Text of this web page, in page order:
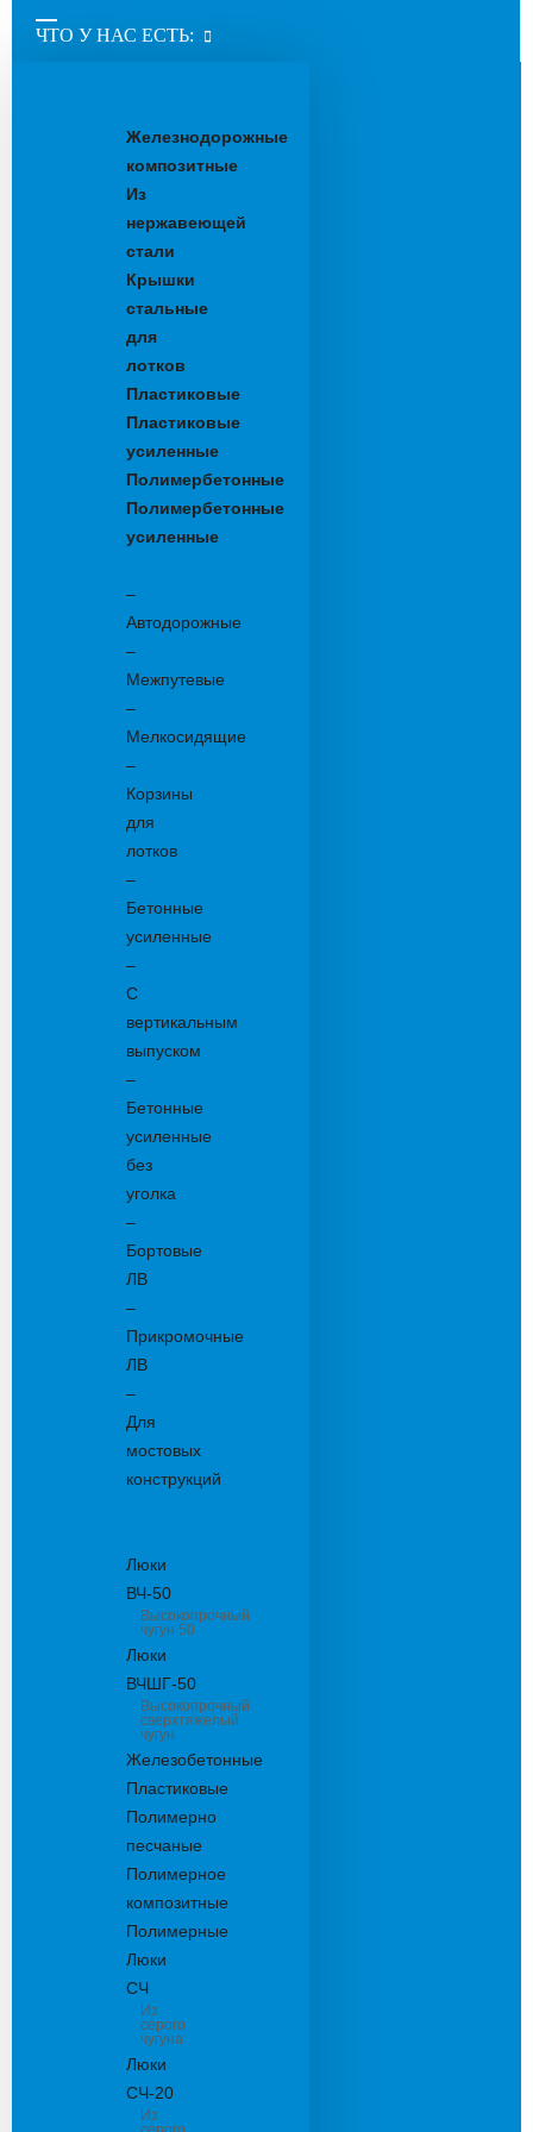
ЧТО У НАС ЕСТЬ:
Железнодорожные
композитные
Из
нержавеющей
стали
Крышки
стальные
для
лотков
Пластиковые
Пластиковые
усиленные
Полимербетонные
Полимербетонные
усиленные
–
Автодорожные
–
Межпутевые
–
Мелкосидящие
–
Корзины
для
лотков
–
Бетонные
усиленные
–
С
вертикальным
выпуском
–
Бетонные
усиленные
без
уголка
–
Бортовые
ЛВ
–
Прикромочные
ЛВ
–
Для
мостовых
конструкций
Люки
ВЧ-50
Высокопрочный
чугун 50
Люки
ВЧШГ-50
Высокопрочный
сверхтяжелый
чугун
Железобетонные
Пластиковые
Полимерно
песчаные
Полимерное
композитные
Полимерные
Люки
СЧ
Из
серого
чугуна
Люки
СЧ-20
Из